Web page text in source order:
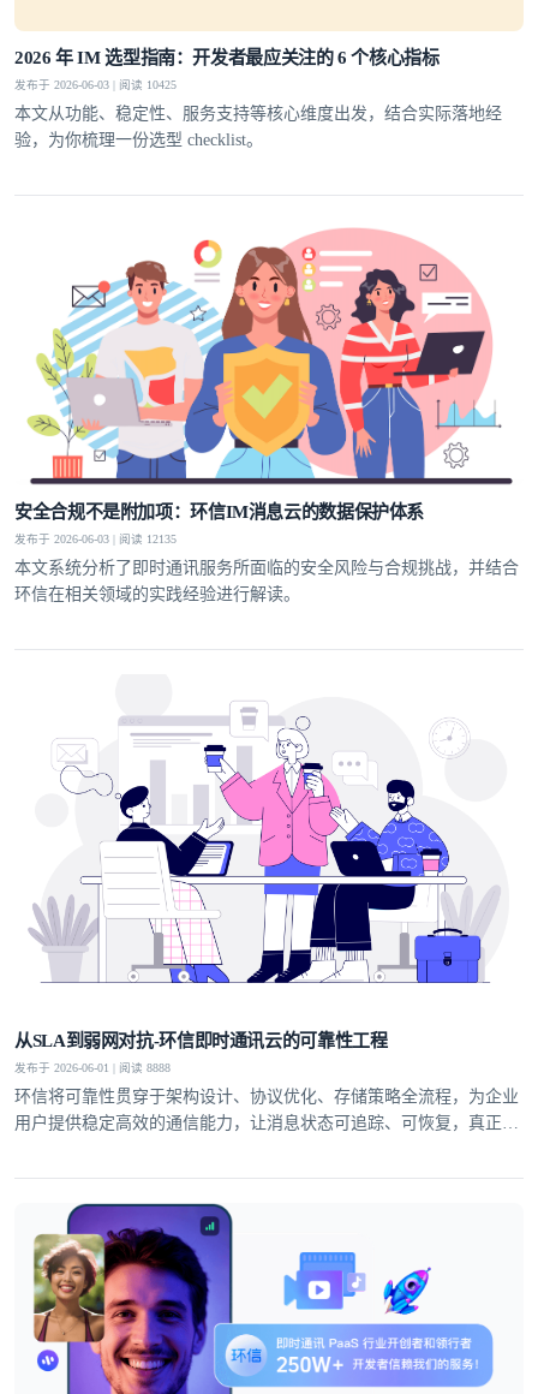
2026 年 IM 选型指南：开发者最应关注的 6 个核心指标
发布于 2026-06-03 | 阅读 10425
本文从功能、稳定性、服务支持等核心维度出发，结合实际落地经
验，为你梳理一份选型 checklist。
安全合规不是附加项：环信IM消息云的数据保护体系
发布于 2026-06-03 | 阅读 12135
本文系统分析了即时通讯服务所面临的安全风险与合规挑战，并结合
环信在相关领域的实践经验进行解读。
从SLA到弱网对抗-环信即时通讯云的可靠性工程
发布于 2026-06-01 | 阅读 8888
环信将可靠性贯穿于架构设计、协议优化、存储策略全流程，为企业
用户提供稳定高效的通信能力，让消息状态可追踪、可恢复，真正实